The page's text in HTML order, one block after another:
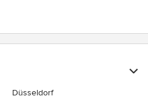
Düsseldorf